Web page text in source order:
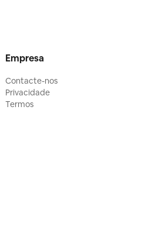
Empresa
Contacte-nos
Privacidade
Termos